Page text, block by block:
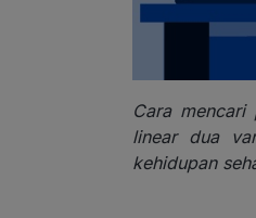
Cara mencari
linear dua
kehidupan